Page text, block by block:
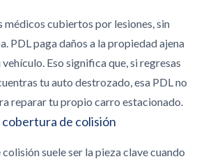
médicos cubiertos por lesiones, sin
PDL paga daños a la propiedad ajena
Eso significa que, si regresas
tu auto destrozado, esa PDL no
reparar tu propio carro estacionado.
de colisión
suele ser la pieza clave cuando